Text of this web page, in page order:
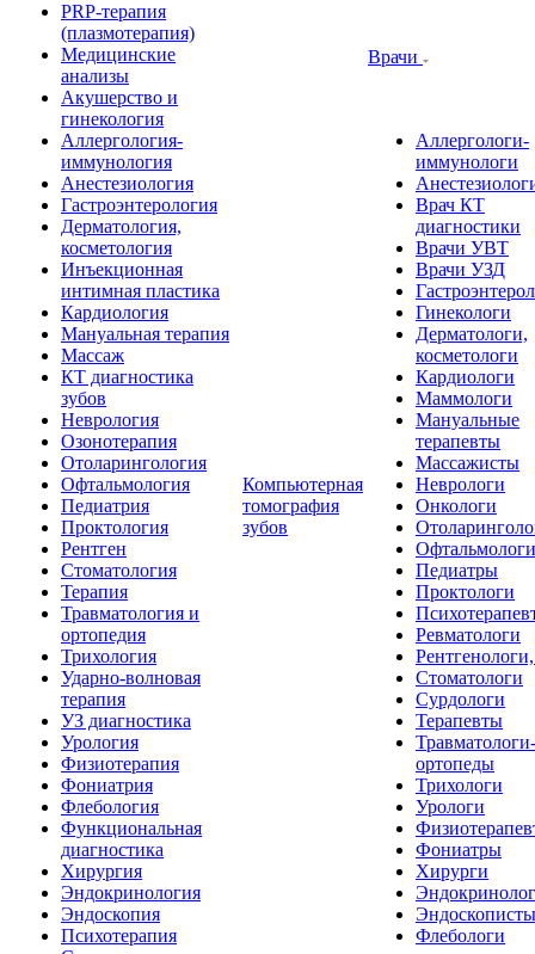
PRP-терапия
(плазмотерапия)
Медицинские
анализы
Акушерство и
гинекология
Аллергология-
иммунология
Анестезиология
Гастроэнтерология
Дерматология,
косметология
Инъекционная
интимная пластика
Кардиология
Мануальная терапия
Массаж
КТ диагностика
зубов
Неврология
Озонотерапия
Отоларингология
Офтальмология
Педиатрия
Проктология
Рентген
Стоматология
Терапия
Травматология и
ортопедия
Трихология
Ударно-волновая
терапия
УЗ диагностика
Урология
Физиотерапия
Фониатрия
Флебология
Функциональная
диагностика
Хирургия
Эндокринология
Эндоскопия
Психотерапия
Компьютерная
томография
зубов
Врачи
Аллергологи-
иммунологи
Врач КТ
диагностики
Врачи УВТ
Врачи УЗД
Гинекологи
Дерматологи,
косметологи
Кардиологи
Маммологи
Мануальные
терапевты
Массажисты
Неврологи
Онкологи
Офтальмологи
Педиатры
Проктологи
Ревматологи
Стоматологи
Сурдологи
Терапевты
Травматологи-
ортопеды
Трихологи
Урологи
Фониатры
Хирурги
Эндоскописты
Флебологи